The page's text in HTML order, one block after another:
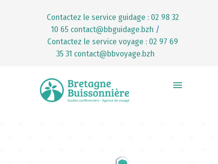
Contactez le service guidage : 02 98 32
10 65 contact@bbguidage.bzh /
Contactez le service voyage : 02 97 69
35 31 contact@bbvoyage.bzh